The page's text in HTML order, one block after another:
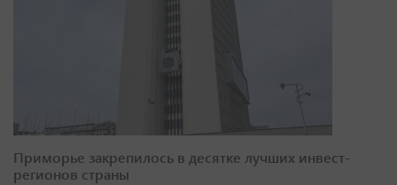
Приморье закрепилось в десятке лучших инвест-
регионов страны